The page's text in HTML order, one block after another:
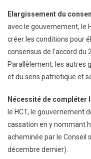
Elargissement du
avec le gouvernement, le
créer les conditions pour
consensus de l’accord du
Parallèlement, les autres
et du sens patriotique et
Nécessité de compléter
le HCT, le gouvernement
cassation en y nommant
acheminée par le Conseil
décembre dernier).